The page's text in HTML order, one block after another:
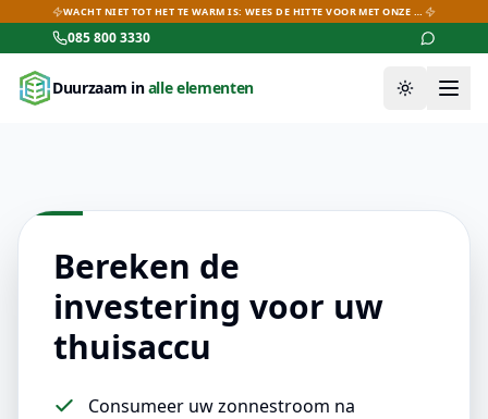
WACHT NIET TOT HET TE WARM IS: WEES DE HITTE VOOR MET ONZE AIRCO-DEALS!
085 800 3330
Duurzaam inalle elementen Thema
Bereken de
investering voor uw
thuisaccu
Consumeer uw zonnestroom na